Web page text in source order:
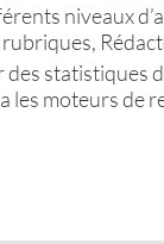
niveaux
des statistiques
les moteurs de